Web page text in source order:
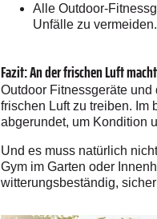
Alle Outdoor-
Unfälle zu vermeiden.
Fazit: An der frischen Luft
Outdoor Fitnessgeräte
frischen Luft zu treiben. Im
abgerundet, um Kondition
Und es muss natürlich
Gym im Garten oder
witterungsbeständig,